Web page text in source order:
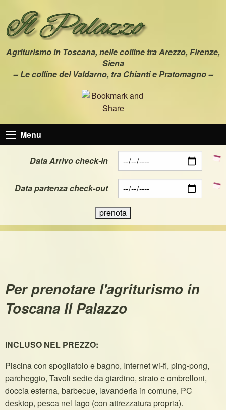
Agriturismo in Toscana, nelle colline tra Arezzo, Firenze,
Siena
-- Le colline del Valdarno, tra Chianti e Pratomagno --
Menu
Data Arrivo check-in
Data partenza check-out
Per prenotare l'agriturismo in
Toscana Il Palazzo
INCLUSO NEL PREZZO:
Piscina con spogliatoio e bagno, Internet wi-fi, ping-pong,
parcheggio, Tavoli sedie da giardino, straio e ombrelloni,
doccia esterna, barbecue, lavanderia in comune, PC
desktop, pesca nel lago (con attrezzatura propria).